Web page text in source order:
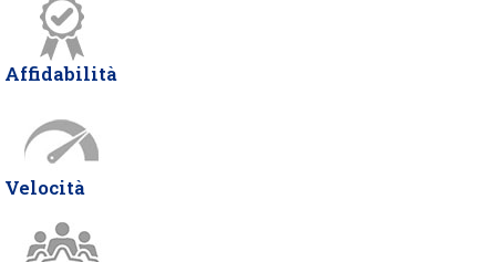
Affidabilità
Velocità